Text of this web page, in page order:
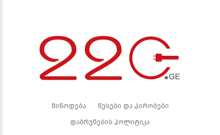
მიწოდება
წესები და პირობები
დაბრუნების პოლიტიკა